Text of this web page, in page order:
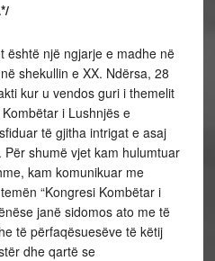
është një ngjarje e madhe në
shekullin e XX. Ndërsa, 28
kur u vendos guri i themelit
i Lushnjës e
të gjitha intrigat e asaj
shumë vjet kam hulumtuar
kam komunikuar me
“Kongresi Kombëtar i
janë sidomos ato me të
të përfaqësuesëve të këtij
dhe qartë se